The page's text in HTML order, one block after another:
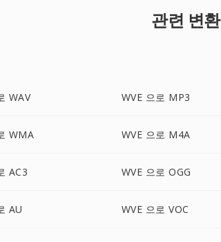
관련 변환
WAV WVE 으로 MP3
WMA WVE 으로 M4A
AC3 WVE 으로 OGG
AU WVE 으로 VOC